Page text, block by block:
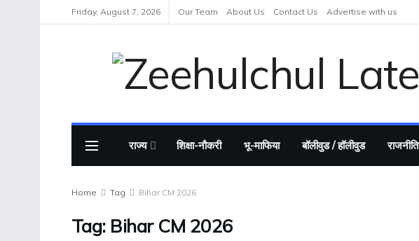
Friday, August 7, 2026 Our Team About Us Contact Us Advertise with us
राज्य शिक्षा-नौकरी भू-माफिया बॉलीवुड / हॉलीवुड राजनीति
Home Tag Bihar CM 2026
Tag: Bihar CM 2026